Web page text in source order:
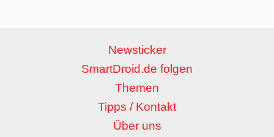
Newsticker
SmartDroid.de folgen
Themen
Tipps / Kontakt
Über uns